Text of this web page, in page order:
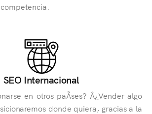
SEO Internacional
en otros paÃ­ses? Â¿Vender algo
donde quiera, gracias a la